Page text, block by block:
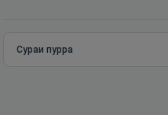
Сураи пурра